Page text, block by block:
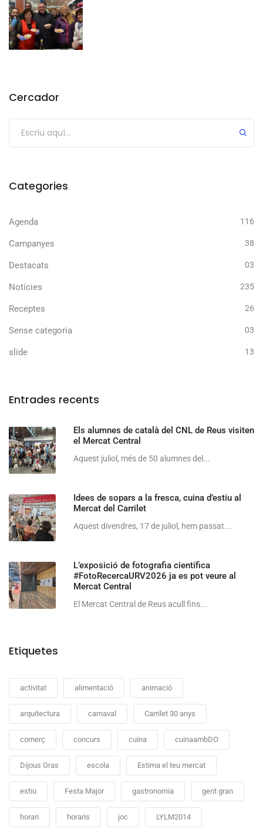
Cercador
Categories
Agenda 116
Campanyes 38
Destacats 03
Notícies 235
Receptes 26
Sense categoria 03
slide 13
Entrades recents
Els alumnes de català del CNL de Reus visiten
el Mercat Central
Aquest juliol, més de 50 alumnes del...
Idees de sopars a la fresca, cuina d’estiu al
Mercat del Carrilet
Aquest divendres, 17 de juliol, hem passat...
L’exposició de fotografia científica
#FotoRecercaURV2026 ja es pot veure al
Mercat Central
El Mercat Central de Reus acull fins...
Etiquetes
activitat alimentació animació
arquitectura carnaval Carrilet 30 anys
comerç concurs cuina cuinaambDO
Dijous Gras escola Estima el teu mercat
estiu Festa Major gastronomia gent gran
horari horaris joc LYLM2014